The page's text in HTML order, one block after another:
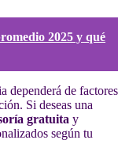
2025 y qué
dependerá de factores
Si deseas una
gratuita y
según tu